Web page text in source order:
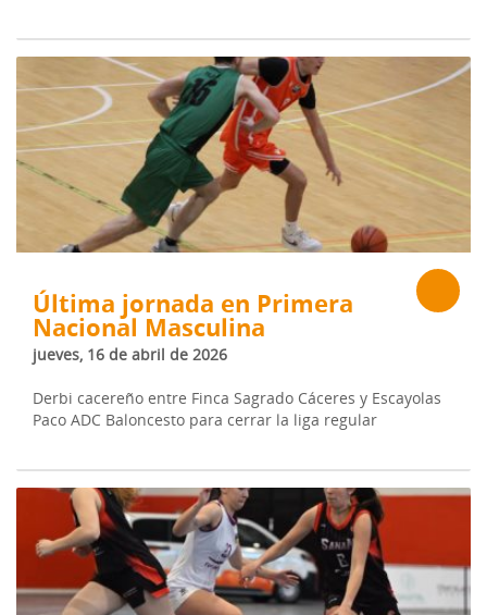
Última jornada en Primera
Nacional Masculina
jueves, 16 de abril de 2026
Derbi cacereño entre Finca Sagrado Cáceres y Escayolas
Paco ADC Baloncesto para cerrar la liga regular